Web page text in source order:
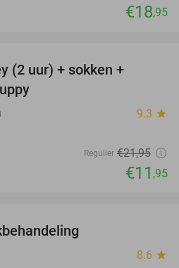
€18,95
(2 uur) + sokken +
9.3 star
Regulier €21,95
€11 ,95
8.6 star